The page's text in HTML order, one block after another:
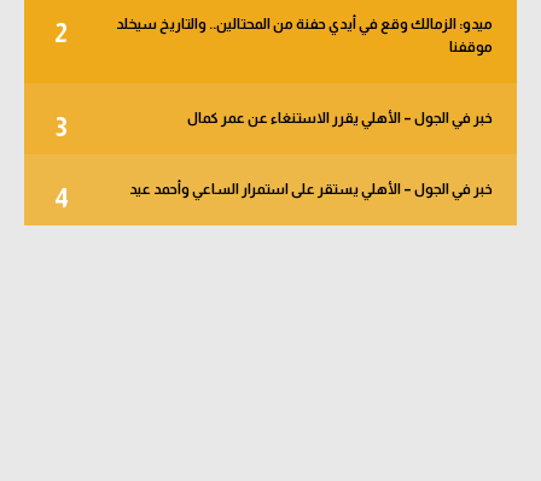
2
ميدو: الزمالك وقع في أيدي حفنة من المحتالين.. والتاريخ سيخلد
موقفنا
3 خبر في الجول – الأهلي يقرر الاستنغاء عن عمر كمال
4 خبر في الجول – الأهلي يستقر على استمرار الساعي وأحمد عيد